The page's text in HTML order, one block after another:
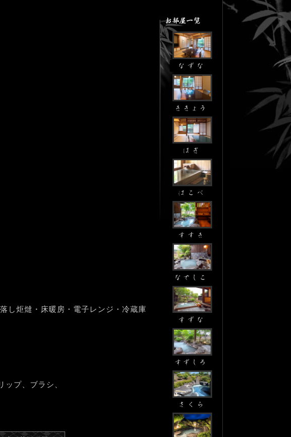
し炬燵・床暖房・電子レンジ・冷蔵庫
ップ、ブラシ、